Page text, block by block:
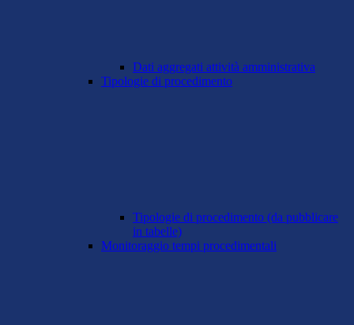
Dati aggregati attività amministrativa
Tipologie di procedimento
Tipologie di procedimento (da pubblicare
in tabelle)
Monitoraggio tempi procedimentali